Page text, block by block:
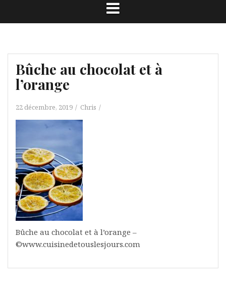
Bûche au chocolat et à
l’orange
22 décembre, 2019 Chris
Bûche au chocolat et à l’orange –
©www.cuisinedetouslesjours.com